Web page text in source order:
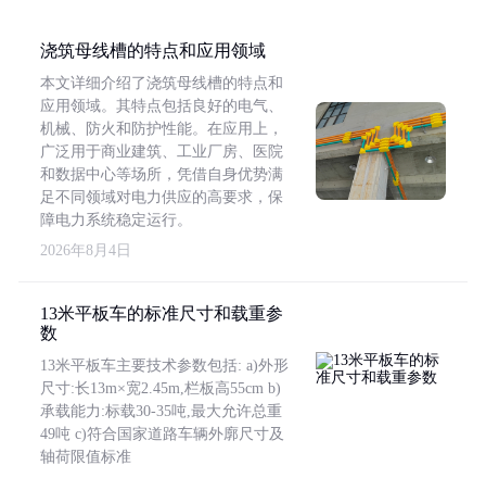
浇筑母线槽的特点和应用领域
本文详细介绍了浇筑母线槽的特点和
应用领域。其特点包括良好的电气、
机械、防火和防护性能。在应用上，
广泛用于商业建筑、工业厂房、医院
和数据中心等场所，凭借自身优势满
足不同领域对电力供应的高要求，保
障电力系统稳定运行。
2026年8月4日
13米平板车的标准尺寸和载重参
数
13米平板车主要技术参数包括: a)外形
尺寸:长13m×宽2.45m,栏板高55cm b)
承载能力:标载30-35吨,最大允许总重
49吨 c)符合国家道路车辆外廓尺寸及
轴荷限值标准